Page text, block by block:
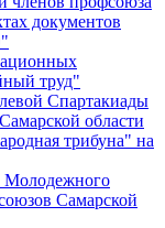
документов
труд"
Спартакиады
области
трибуна" на
Молодежного
Самарской